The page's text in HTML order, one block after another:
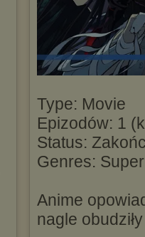
Type: Movie
Epizodów: 1
Status:
Genres:
Anime
nagle